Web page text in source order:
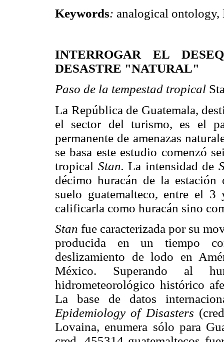
Keywords: analogical ontology,
INTERROGAR EL
DESASTRE "NATURAL"
Paso de la tempestad tropical
La República de Guatemala,
el sector del turismo, es el
permanente de amenazas
se basa este estudio comenzó
tropical Stan. La intensidad de
décimo huracán de la
suelo guatemalteco, entre el
calificarla como huracán sino
Stan fue caracterizada por su
producida en un tiempo
deslizamiento de lodo en
México. Superando al
hidrometeorológico histórico
La base de datos
Epidemiology of Disasters
Lovaina, enumera sólo para